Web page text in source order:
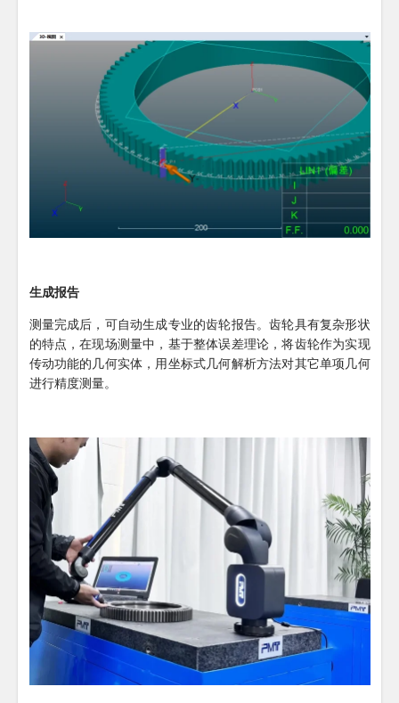
生成报告
测量完成后，可自动生成专业的齿轮报告。齿轮具有复杂形状
的特点，在现场测量中，基于整体误差理论，将齿轮作为实现
传动功能的几何实体，用坐标式几何解析方法对其它单项几何
进行精度测量。